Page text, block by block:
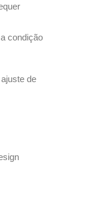
condição
de